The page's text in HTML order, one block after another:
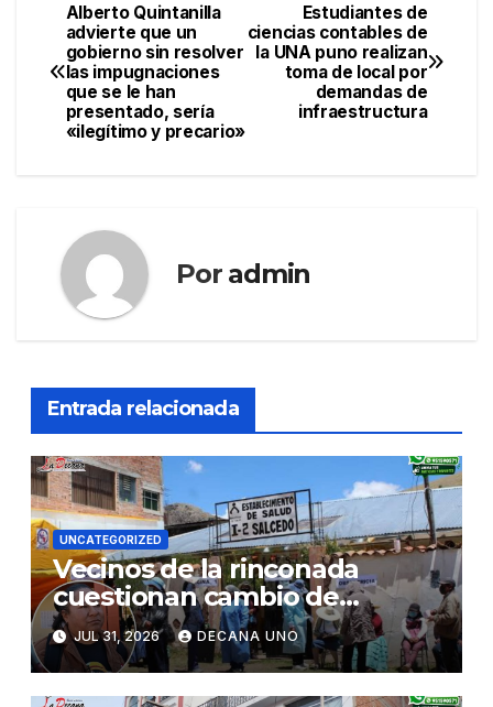
Navegación
de
entradas
Estudiantes de
ciencias contables de
la UNA puno realizan
toma de local por
demandas de
infraestructura
Alberto Quintanilla
advierte que un
gobierno sin resolver
las impugnaciones
que se le han
presentado, sería
«ilegítimo y precario»
Por admin
Entrada relacionada
UNCATEGORIZED
Vecinos de la rinconada
cuestionan cambio de
decisión sobre certificado de
posesión otorgado a centro
de salud
JUL 31, 2026 DECANA UNO